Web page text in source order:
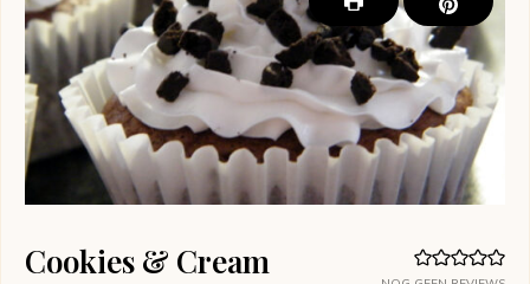
Cookies & Cream